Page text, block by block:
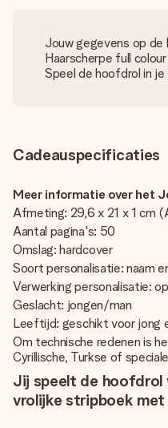
Jouw gegevens op de
Haarscherpe full
Speel de hoofdrol in
Cadeauspecificaties
Meer informatie over het
Afmeting: 29,6 x 21 x 1 cm
Aantal pagina's: 50
Omslag: hardcover
Soort personalisatie: naam
Verwerking personalisatie:
Geslacht: jongen/man
Leeftijd: geschikt voor jong
Om technische redenen is
Cyrillische, Turkse of
Jij speelt de hoofdrol
vrolijke stripboek met